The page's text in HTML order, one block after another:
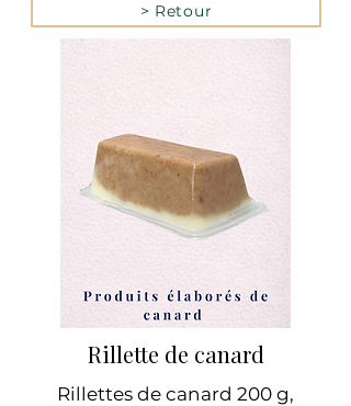
> Retour
Rillette de canard
Rillettes de canard 200 g,